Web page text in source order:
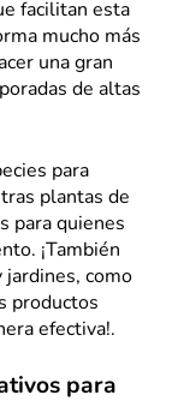
facilitan esta
mucho más
una gran
de altas
para
plantas de
para quienes
¡También
jardines, como
productos
efectiva!.
para